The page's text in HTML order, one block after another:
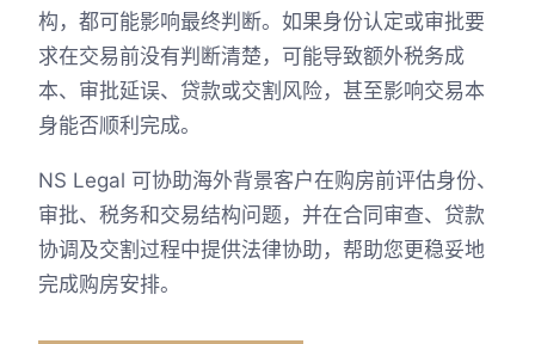
构，都可能影响最终判断。如果身份认定或审批要
求在交易前没有判断清楚，可能导致额外税务成
本、审批延误、贷款或交割风险，甚至影响交易本
身能否顺利完成。
NS Legal 可协助海外背景客户在购房前评估身份、
审批、税务和交易结构问题，并在合同审查、贷款
协调及交割过程中提供法律协助，帮助您更稳妥地
完成购房安排。